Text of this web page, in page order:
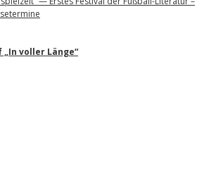
voller Länge“